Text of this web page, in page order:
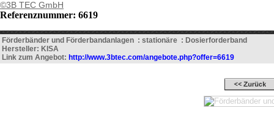
©3B TEC GmbH
Referenznummer: 6619
Förderbänder und Förderbandanlagen : stationäre : Dosierforderband
Hersteller: KISA
Link zum Angebot: http://www.3btec.com/angebote.php?offer=6619